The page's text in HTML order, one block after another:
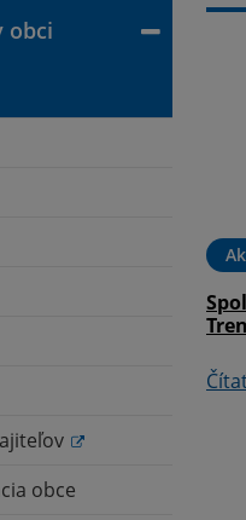
obci
obce
výmenou za